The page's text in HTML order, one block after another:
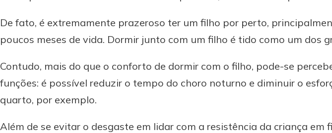
De fato, é extremamente prazeroso ter um filho por perto,
poucos meses de vida. Dormir junto com um filho é tido como um dos
Contudo, mais do que o conforto de dormir com o filho, pode-se
funções: é possível reduzir o tempo do choro noturno e diminuir o
quarto, por exemplo.
Além de se evitar o desgaste em lidar com a resistência da criança em